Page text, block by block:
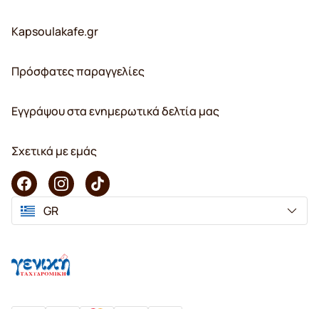
Kapsoulakafe.gr
Πρόσφατες παραγγελίες
Εγγράψου στα ενημερωτικά δελτία μας
Σχετικά με εμάς
GR